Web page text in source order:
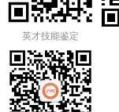
英才技能鉴定